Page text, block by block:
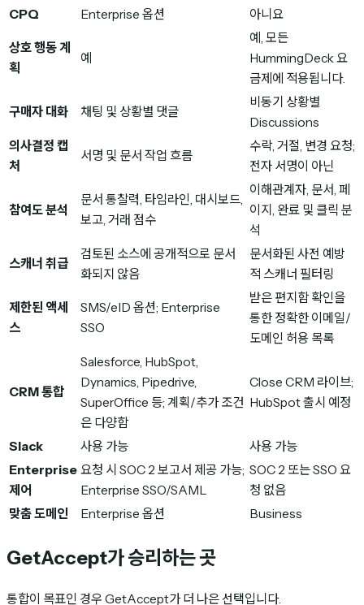
CPQ
Enterprise 옵션 아니요
상호 행동 계
획
예
예, 모든
HummingDeck 요
금제에 적용됩니다.
구매자 대화 채팅 및 상황별 댓글
비동기 상황별
Discussions
의사결정 캡
처
서명 및 문서 작업 흐름
수락, 거절, 변경 요청;
전자 서명이 아닌
참여도 분석
문서 통찰력, 타임라인, 대시보드,
보고, 거래 점수
이해관계자, 문서, 페
이지, 완료 및 클릭 분
석
스캐너 취급
검토된 소스에 공개적으로 문서
화되지 않음
문서화된 사전 예방
적 스캐너 필터링
제한된 액세
스
SMS/eID 옵션; Enterprise
SSO
받은 편지함 확인을
통한 정확한 이메일/
도메인 허용 목록
CRM 통합
Salesforce, HubSpot,
Dynamics, Pipedrive,
SuperOffice 등; 계획/추가 조건
은 다양함
Close CRM 라이브;
HubSpot 출시 예정
Slack 사용 가능
사용 가능
Enterprise
제어
요청 시 SOC 2 보고서 제공 가능;
Enterprise SSO/SAML
SOC 2 또는 SSO 요
청 없음
맞춤 도메인
Enterprise 옵션 Business
GetAccept가 승리하는 곳
통합이 목표인 경우 GetAccept가 더 나은 선택입니다.